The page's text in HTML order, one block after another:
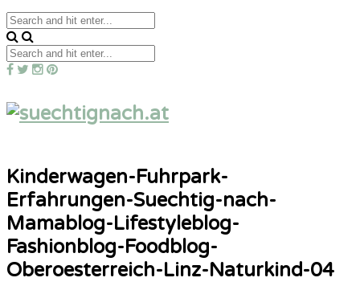
Kinderwagen-Fuhrpark-
Erfahrungen-Suechtig-nach-
Mamablog-Lifestyleblog-
Fashionblog-Foodblog-
Oberoesterreich-Linz-Naturkind-04